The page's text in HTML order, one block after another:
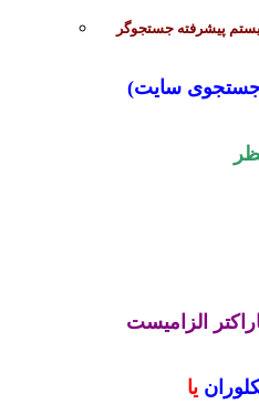
(جهت استفاده در نوار جستجوی سایت ) میتوانید از طریق ورود یکی از
الزامیست
یا